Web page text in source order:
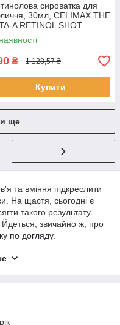
сироватка для
30мл, CELIMAX THE
A RETINOL SHOT
SERUM /
серум для
₴ 1 128,57 ₴
Купити
ще
та вміння підкреслити
На щастя, сьогодні є
такого результату
Йдеться, звичайно ж, про
по догляду.
змушують шкіру сяяти
справжній шедевр.